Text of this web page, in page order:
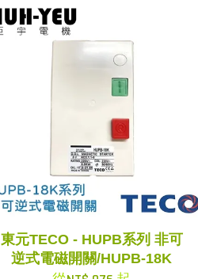
東元TECO - HUPB系列 非可
逆式電磁開關/HUPB-18K